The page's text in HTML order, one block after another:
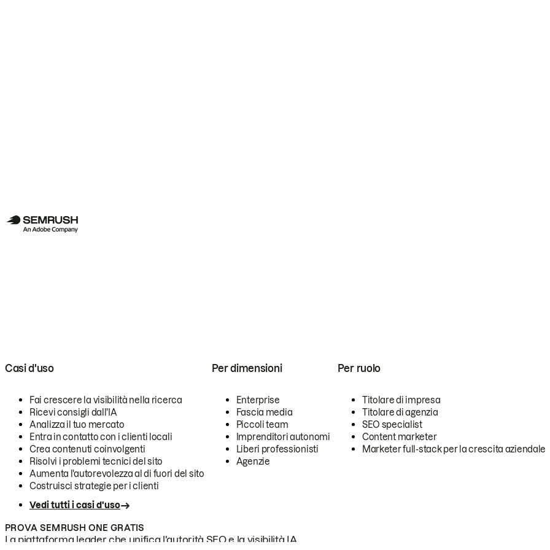
Casi d'uso
Fai crescere la visibilità nella ricerca
Ricevi consigli dall'IA
Analizza il tuo mercato
Entra in contatto con i clienti locali
Crea contenuti coinvolgenti
Risolvi i problemi tecnici del sito
Aumenta l'autorevolezza al di fuori del sito
Costruisci strategie per i clienti
Vedi tutti i casi d'uso
Per dimensioni
Enterprise
Fascia media
Piccoli team
Imprenditori autonomi
Liberi professionisti
Agenzie
Per ruolo
Titolare di impresa
Titolare di agenzia
SEO specialist
Content marketer
Marketer full-stack per la crescita aziendale
PROVA SEMRUSH ONE GRATIS
La piattaforma leader che unifica l'autorità SEO e la visibilità IA.